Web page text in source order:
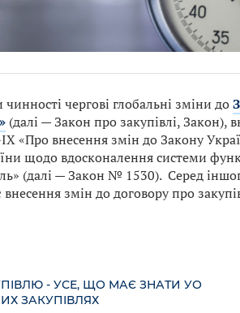
чергові глобальні зміни до
(далі — Закон про закупівлі, Закон),
«Про внесення змін до Закону
щодо вдосконалення системи
(далі — Закон № 1530). Серед
змін до договору про
- УСЕ, ЩО МАЄ ЗНАТИ УО
ЗАКУПІВЛЯХ